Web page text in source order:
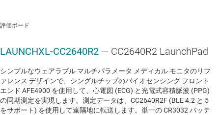
SimpleLink™ 32 ビット Arm® Cortex®-M3
Bluetooth® Low Energy 5.1 ワイヤレス マイコン
データシート: PDF | HTML
評価ボード
LAUNCHXL-CC2640R2 — CC2640R2 LaunchPad
シンプルなウェアラブル マルチパラメータ メディカル モニタのリフ
ァレンス デザインで、シングルチップのバイオセンシング フロント
エンド AFE4900 を使用して、心電図 (ECG) と光電式容積脈波 (PPG)
の同期測定を実現します。測定データは、CC2640R2F (BLE 4.2 と 5
をサポート) を使用して遠隔地に転送します。単一の CR3032 バッテ